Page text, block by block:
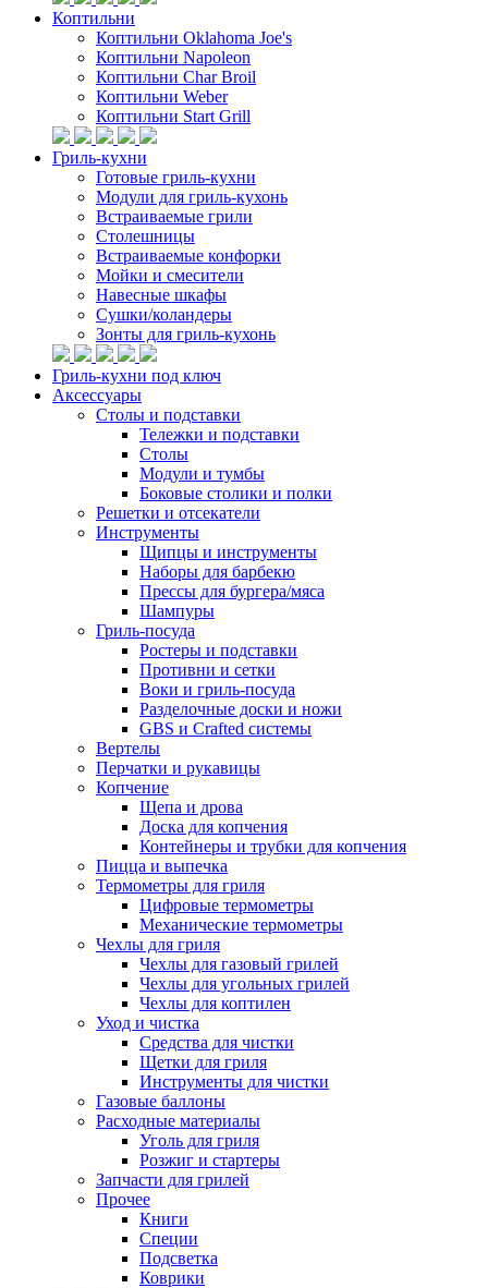
Коптильни
Коптильни Oklahoma Joe's
Коптильни Napoleon
Коптильни Char Broil
Коптильни Weber
Коптильни Start Grill
Гриль-кухни
Готовые гриль-кухни
Модули для гриль-кухонь
Встраиваемые грили
Столешницы
Встраиваемые конфорки
Мойки и смесители
Навесные шкафы
Сушки/коландеры
Зонты для гриль-кухонь
Гриль-кухни под ключ
Аксессуары
Столы и подставки
Тележки и подставки
Столы
Модули и тумбы
Боковые столики и полки
Решетки и отсекатели
Инструменты
Щипцы и инструменты
Наборы для барбекю
Прессы для бургера/мяса
Шампуры
Гриль-посуда
Ростеры и подставки
Противни и сетки
Воки и гриль-посуда
Разделочные доски и ножи
GBS и Crafted системы
Вертелы
Перчатки и рукавицы
Копчение
Щепа и дрова
Доска для копчения
Контейнеры и трубки для копчения
Пицца и выпечка
Термометры для гриля
Цифровые термометры
Механические термометры
Чехлы для гриля
Чехлы для газовый грилей
Чехлы для угольных грилей
Чехлы для коптилен
Уход и чистка
Средства для чистки
Щетки для гриля
Инструменты для чистки
Газовые баллоны
Расходные материалы
Уголь для гриля
Розжиг и стартеры
Запчасти для грилей
Прочее
Книги
Специи
Подсветка
Коврики